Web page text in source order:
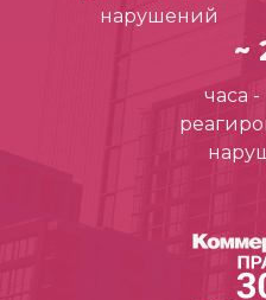
нарушений
~
часа